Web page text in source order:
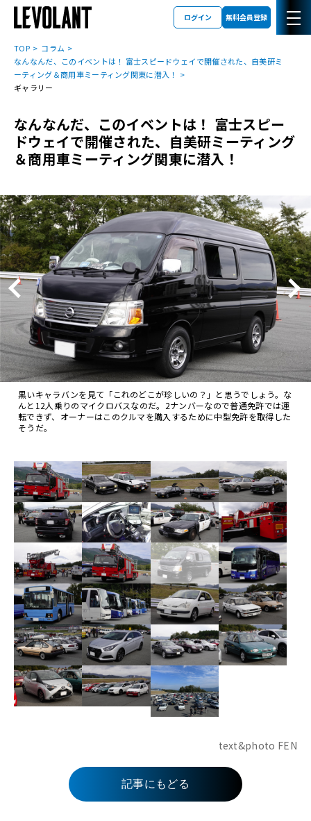
ログイン 無料会員登録
TOP
コラム
なんなんだ、このイベントは！ 富士スピードウェイで開催された、自美研ミ
ーティング＆商用車ミーティング関東に潜入！
ギャラリー
なんなんだ、このイベントは！ 富士スピー
ドウェイで開催された、自美研ミーティング
＆商用車ミーティング関東に潜入！
黒いキャラバンを見て「これのどこが珍しいの？」と思うでしょう。な
んと12人乗りのマイクロバスなのだ。2ナンバーなので普通免許では運
転できず、オーナーはこのクルマを購入するために中型免許を取得した
そうだ。
text&photo FEN
記事にもどる